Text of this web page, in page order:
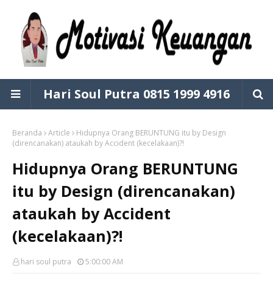
Hari Soul Putra 0815 1999 4916
Beranda Article
Hidupnya Orang BERUNTUNG itu by Design
(direncanakan) ataukah by Accident (kecelakaan)?!
Hidupnya Orang BERUNTUNG
itu by Design (direncanakan)
ataukah by Accident
(kecelakaan)?!
hari soul putra 5:00:00 AM